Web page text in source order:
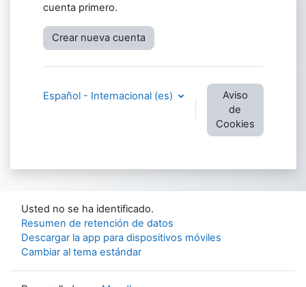
cuenta primero.
Crear nueva cuenta
Español - Internacional ‎(es)‎
Aviso
de
Cookies
Usted no se ha identificado.
Resumen de retención de datos
Descargar la app para dispositivos móviles
Cambiar al tema estándar